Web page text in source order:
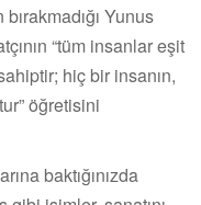
Yunus
“tüm insanlar eşit
hiç bir insanın,
öğretisini
baktığınızda